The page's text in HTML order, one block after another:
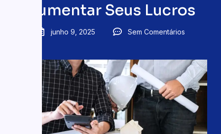
Aumentar Seus Lucros
junho 9, 2025 Sem Comentários